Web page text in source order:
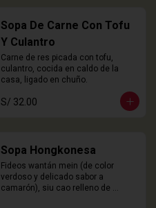
Sopa De Carne Con Tofu
Y Culantro
Carne de res picada con tofu,
culantro, cocida en caldo de la
casa, ligado en chuño.
S/ 32.00
Sopa Hongkonesa
Fideos wantán mein (de color
verdoso y delicado sabor a
camarón), siu cao relleno de